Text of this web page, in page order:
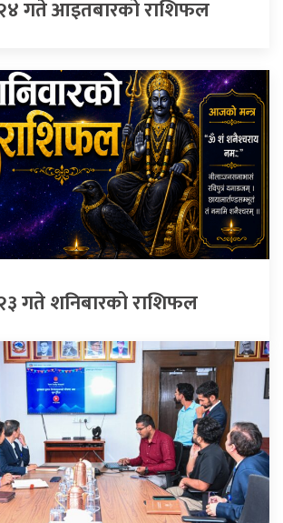
गते आइतबारको राशिफल
गते शनिबारको राशिफल